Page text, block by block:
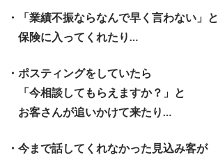
・「業績不振ならなんで早く言わない」と
保険に入ってくれたり…
・ポスティングをしていたら
「今相談してもらえますか？」と
お客さんが追いかけて来たり…
・今まで話してくれなかった見込み客が